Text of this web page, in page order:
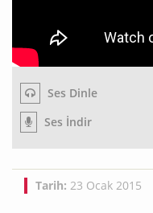
Ses Dinle
Ses İndir
Tarih: 23 Ocak 2015